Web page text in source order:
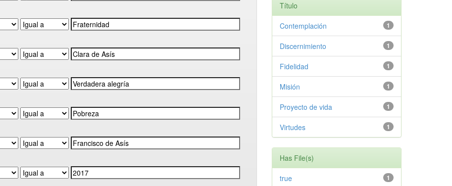
Título
1
Contemplación
1
Discernimiento
1
Fidelidad
1
Misión
1
Proyecto de vida
1
Virtudes
Has File(s)
1
true